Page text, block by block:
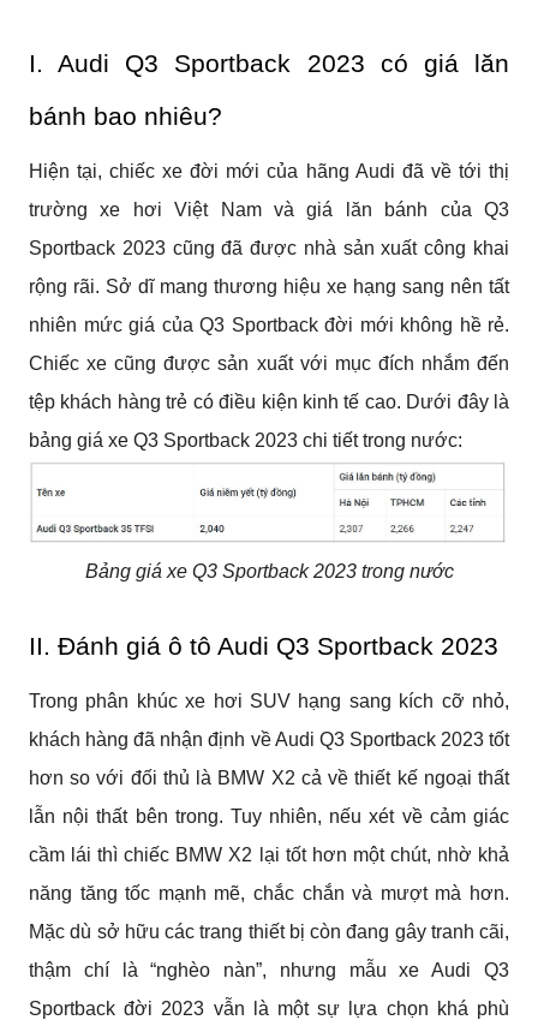
I. Audi Q3 Sportback 2023 có giá lăn
bánh bao nhiêu?
Hiện tại, chiếc xe đời mới của hãng Audi đã về tới thị
trường xe hơi Việt Nam và giá lăn bánh của Q3
Sportback 2023 cũng đã được nhà sản xuất công khai
rộng rãi. Sở dĩ mang thương hiệu xe hạng sang nên tất
nhiên mức giá của Q3 Sportback đời mới không hề rẻ.
Chiếc xe cũng được sản xuất với mục đích nhắm đến
tệp khách hàng trẻ có điều kiện kinh tế cao. Dưới đây là
bảng giá xe Q3 Sportback 2023 chi tiết trong nước:
Bảng giá xe Q3 Sportback 2023 trong nước
II. Đánh giá ô tô Audi Q3 Sportback 2023
Trong phân khúc xe hơi SUV hạng sang kích cỡ nhỏ,
khách hàng đã nhận định về Audi Q3 Sportback 2023 tốt
hơn so với đối thủ là BMW X2 cả về thiết kế ngoại thất
lẫn nội thất bên trong. Tuy nhiên, nếu xét về cảm giác
cầm lái thì chiếc BMW X2 lại tốt hơn một chút, nhờ khả
năng tăng tốc mạnh mẽ, chắc chắn và mượt mà hơn.
Mặc dù sở hữu các trang thiết bị còn đang gây tranh cãi,
thậm chí là “nghèo nàn”, nhưng mẫu xe Audi Q3
Sportback đời 2023 vẫn là một sự lựa chọn khá phù